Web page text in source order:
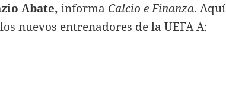
Abate, informa Calcio e Finanza. Aquí
nuevos entrenadores de la UEFA A: